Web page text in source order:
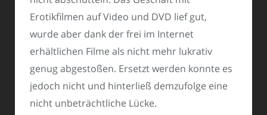
Erotikfilmen auf Video und DVD lief gut,
wurde aber dank der frei im Internet
erhältlichen Filme als nicht mehr lukrativ
genug abgestoßen. Ersetzt werden konnte es
jedoch nicht und hinterließ demzufolge eine
nicht unbeträchtliche Lücke.